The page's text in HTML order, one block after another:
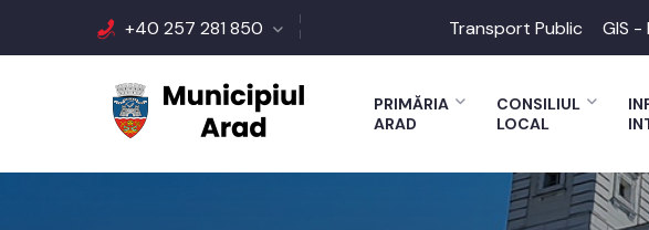
+40 257 281 850 Transport Public GIS -
PRIMĂRIA
ARAD
CONSILIUL
LOCAL